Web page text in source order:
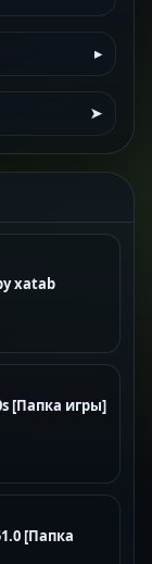
▸
➤
xatab
[Папка игры]
[Папка